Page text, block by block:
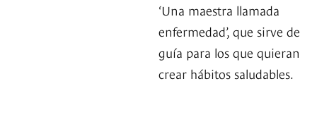
‘Una maestra llamada
enfermedad’, que sirve de
guía para los que quieran
crear hábitos saludables.